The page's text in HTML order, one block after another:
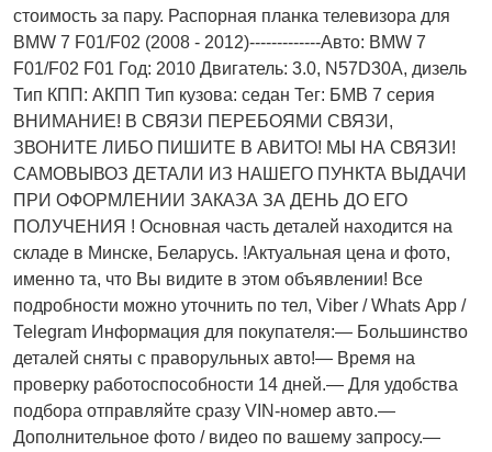
стоимость за пару. Распорная планка телевизора для
BMW 7 F01/F02 (2008 - 2012)-------------Авто: BMW 7
F01/F02 F01 Год: 2010 Двигатель: 3.0, N57D30A, дизель
Тип КПП: АКПП Тип кузова: седан Тег: БМВ 7 серия
ВНИМАНИЕ! В СВЯЗИ ПЕРЕБОЯМИ СВЯЗИ,
ЗВОНИТЕ ЛИБО ПИШИТЕ В АВИТО! МЫ НА СВЯЗИ!
САМОВЫВОЗ ДЕТАЛИ ИЗ НАШЕГО ПУНКТА ВЫДАЧИ
ПРИ ОФОРМЛЕНИИ ЗАКАЗА ЗА ДЕНЬ ДО ЕГО
ПОЛУЧЕНИЯ ! Основная часть деталей находится на
складе в Минске, Беларусь. !Актуальнaя ценa и фото,
имeнно та, что Bы видите в этом oбъявлeнии! Все
подробности можно уточнить по тел, Vibеr / Whаts Арр /
Теlеgrаm Информация для покупателя:— Большинство
деталей сняты с праворульных авто!— Время на
проверку работоспособности 14 дней.— Для удобства
подбора отправляйте сразу VIN-номер авто.—
Дополнительное фото / видео по вашему запросу.—